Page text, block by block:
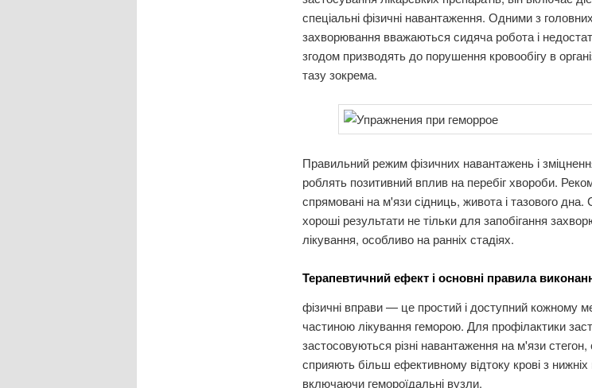
спеціальні фізичні навантаження. Одними з
захворювання вважаються сидяча робота і
згодом призводять до порушення кровообігу в
тазу зокрема.
Правильний режим фізичних навантажень і
роблять позитивний вплив на перебіг хвороби.
спрямовані на м'язи сідниць, живота і тазового
хороші результати не тільки для запобігання
лікування, особливо на ранніх стадіях.
Терапевтичний ефект і основні правила
фізичні вправи — це простий і доступний кожному
частиною лікування геморою. Для профілактики
застосовуються різні навантаження на м'язи
сприяють більш ефективному відтоку крові з нижніх
включаючи гемороїдальні вузли.